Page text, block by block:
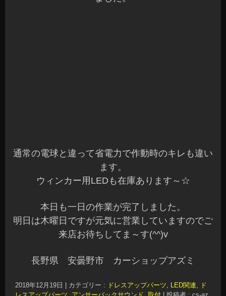
昨夜は、台風で大変でしたね。
安曇野は豪雨でした。
もう10月に突入ですね～やっぱり時間は早い！
（笑）
お問い合わせいただいている方には、ご連絡が完